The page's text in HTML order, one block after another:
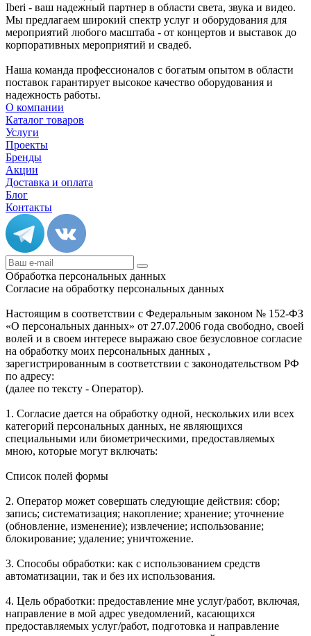
Iberi - ваш надежный партнер в области света, звука и видео.
Мы предлагаем широкий спектр услуг и оборудования для
мероприятий любого масштаба - от концертов и выставок до
корпоративных мероприятий и свадеб.
Наша команда профессионалов с богатым опытом в области
поставок гарантирует высокое качество оборудования и
надежность работы.
О компании
Каталог товаров
Услуги
Проекты
Бренды
Акции
Доставка и оплата
Блог
Контакты
Обработка персональных данных
Согласие на обработку персональных данных
Настоящим в соответствии с Федеральным законом № 152-ФЗ
«О персональных данных» от 27.07.2006 года свободно, своей
волей и в своем интересе выражаю свое безусловное согласие
на обработку моих персональных данных ,
зарегистрированным в соответствии с законодательством РФ
по адресу:
(далее по тексту - Оператор).
1. Согласие дается на обработку одной, нескольких или всех
категорий персональных данных, не являющихся
специальными или биометрическими, предоставляемых
мною, которые могут включать:
Список полей формы
2. Оператор может совершать следующие действия: сбор;
запись; систематизация; накопление; хранение; уточнение
(обновление, изменение); извлечение; использование;
блокирование; удаление; уничтожение.
3. Способы обработки: как с использованием средств
автоматизации, так и без их использования.
4. Цель обработки: предоставление мне услуг/работ, включая,
направление в мой адрес уведомлений, касающихся
предоставляемых услуг/работ, подготовка и направление